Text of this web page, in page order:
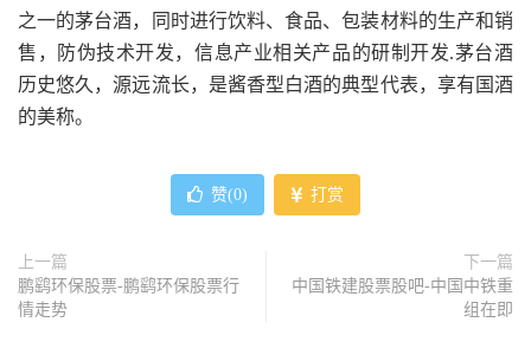
之一的茅台酒，同时进行饮料、食品、包装材料的生产和销
售，防伪技术开发，信息产业相关产品的研制开发.茅台酒
历史悠久，源远流长，是酱香型白酒的典型代表，享有国酒
的美称。
赞(0) 打赏
上一篇
鹏鹞环保股票-鹏鹞环保股票行
情走势
下一篇
中国铁建股票股吧-中国中铁重
组在即